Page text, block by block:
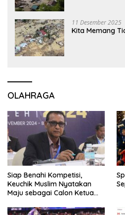
11 Desember 2025
Kita Memang
OLAHRAGA
Siap Benahi Kompetisi,
Keuchik Muslim Nyatakan
Maju sebagai Calon Ketua